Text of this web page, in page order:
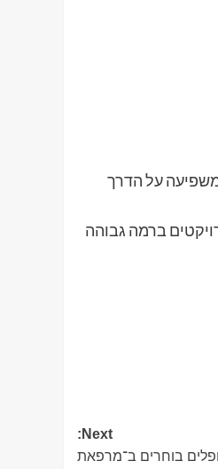
על הדרך
ברמה גבוהה
Next:
בוחרים ב־מרפאת